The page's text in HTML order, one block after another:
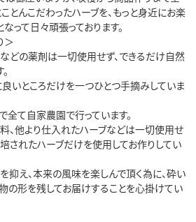
とんこだわったハーブを、もっと身近にお楽
って日々頑張っております。
＞
どの薬剤は一切使用せず、できるだけ自然
いところだけを一つひとつ手摘みしていま
全て自家農園で行っています。
、他より仕入れたハーブなどは一切使用せ
されたハーブだけを使用してお作りしてい
抑え、本来の風味を楽しんで頂く為に、砕い
の形を残してお届けすることを心掛けてい